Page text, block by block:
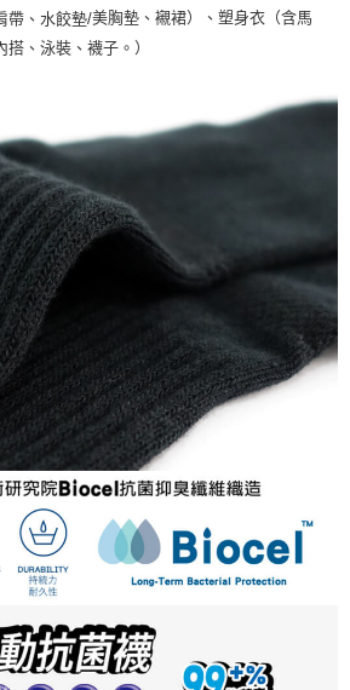
帶、水餃墊/美胸墊、襯裙）、塑身衣（含馬
、泳裝、襪子。）